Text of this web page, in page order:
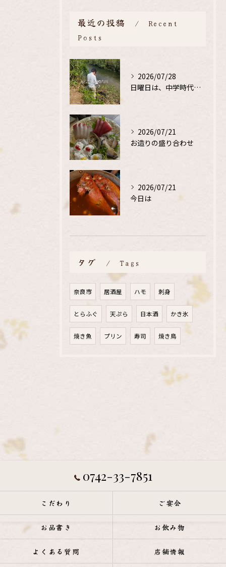
最近の投稿
Recent
Posts
2026/07/28
日曜日は、中学時代の、同級生と鮎釣り
2026/07/21
お造りの盛り合わせ
2026/07/21
今日は
タグ Tags
奈良市 居酒屋 ハモ 刺身
とらふぐ 天ぷら 日本酒 かき氷
焼き魚 プリン 寿司 焼き鳥
0742-33-7851
こだわり ご宴会
お品書き お飲み物
よくある質問 店舗情報